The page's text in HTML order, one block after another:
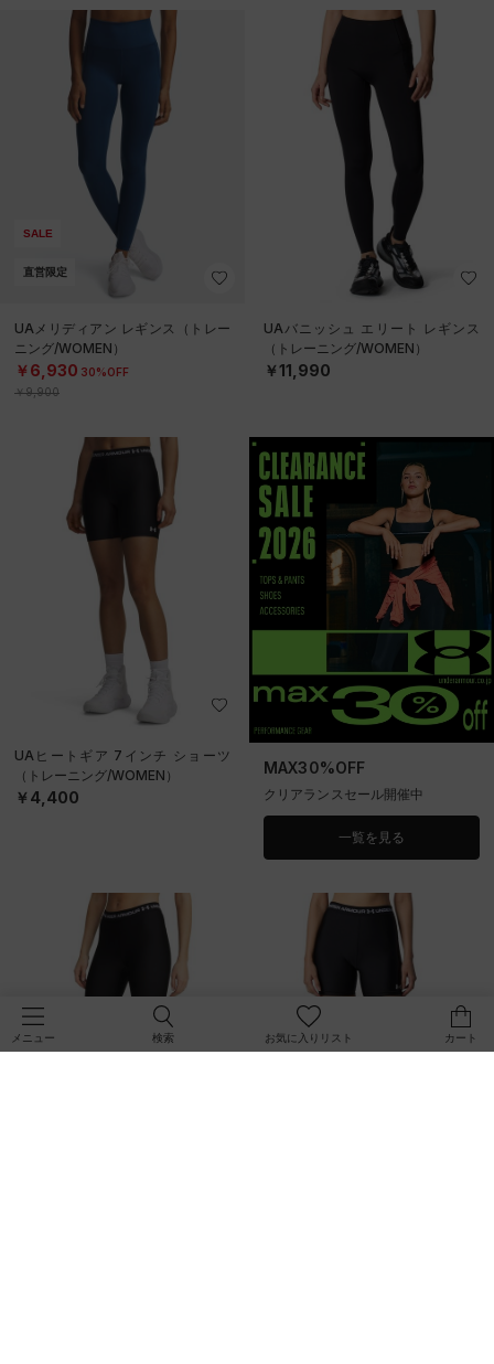
メニュー 検索 お気に入りリスト カート
SALE
直営限定
UAメリディアン レギンス（トレー
ニング/WOMEN）
￥6,930 30%OFF
￥9,900
UAバニッシュ エリート レギンス
（トレーニング/WOMEN）
￥11,990
UAヒートギア 7インチ ショーツ
（トレーニング/WOMEN）
￥4,400
MAX30%OFF
クリアランスセール開催中
一覧を見る